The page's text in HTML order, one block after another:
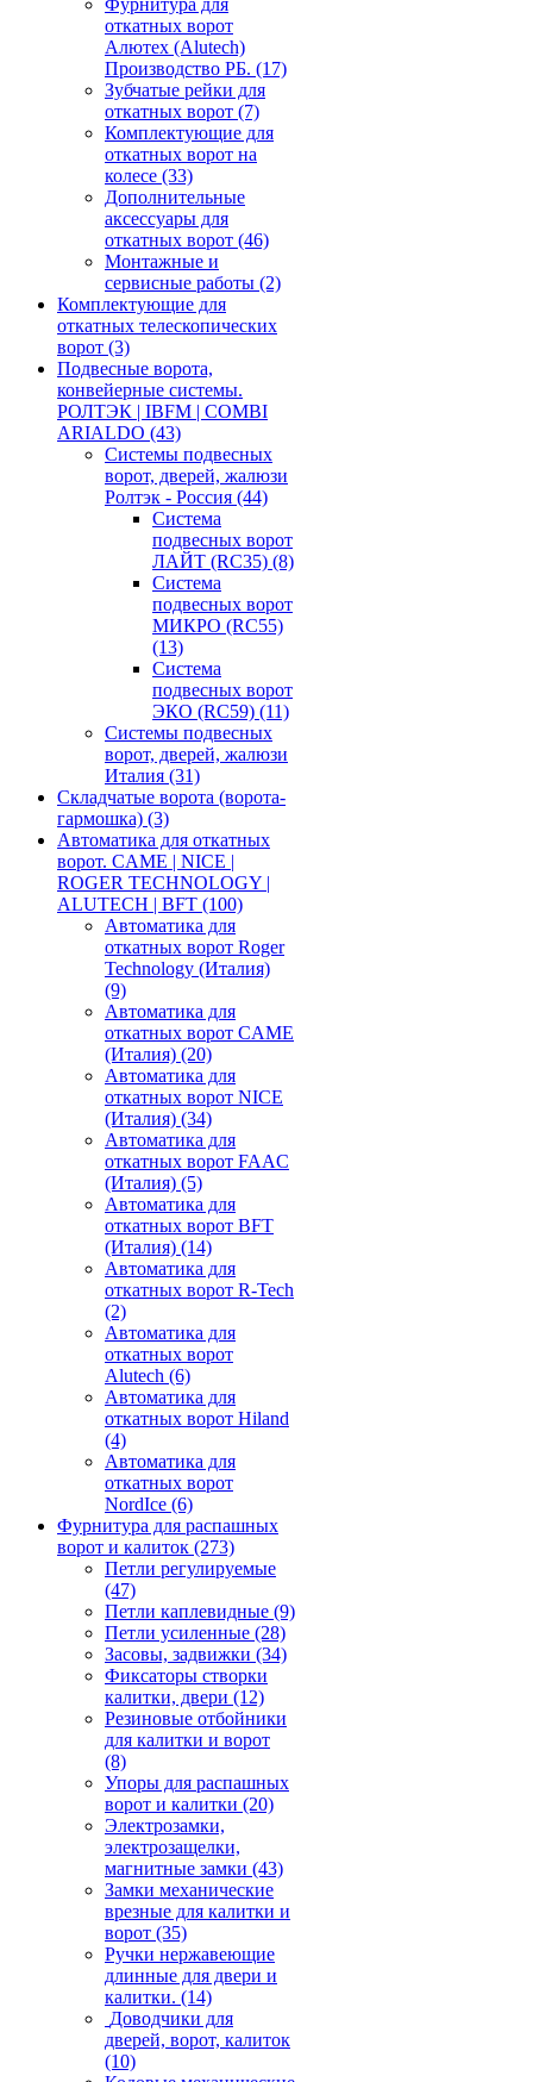
Фурнитура для
откатных ворот
Алютех (Alutech)
Производство РБ. (17)
Зубчатые рейки для
откатных ворот (7)
Комплектующие для
откатных ворот на
колесе (33)
Дополнительные
аксессуары для
откатных ворот (46)
Монтажные и
сервисные работы (2)
Комплектующие для
откатных телескопических
ворот (3)
Подвесные ворота,
конвейерные системы.
РОЛТЭК | IBFM | COMBI
ARIALDO (43)
Системы подвесных
ворот, дверей, жалюзи
Ролтэк - Россия (44)
Система
подвесных ворот
ЛАЙТ (RC35) (8)
Система
подвесных ворот
МИКРО (RC55)
(13)
Система
подвесных ворот
ЭКО (RC59) (11)
Системы подвесных
ворот, дверей, жалюзи
Италия (31)
Складчатые ворота (ворота-
гармошка) (3)
Автоматика для откатных
ворот. CAME | NICE |
ROGER TECHNOLOGY |
ALUTECH | BFT (100)
Автоматика для
откатных ворот Roger
Technology (Италия)
(9)
Автоматика для
откатных ворот CAME
(Италия) (20)
Автоматика для
откатных ворот NICE
(Италия) (34)
Автоматика для
откатных ворот FAAC
(Италия) (5)
Автоматика для
откатных ворот BFT
(Италия) (14)
Автоматика для
откатных ворот R-Tech
(2)
Автоматика для
откатных ворот
Alutech (6)
Автоматика для
откатных ворот Hiland
(4)
Автоматика для
откатных ворот
NordIce (6)
Фурнитура для распашных
ворот и калиток (273)
Петли регулируемые
(47)
Петли каплевидные (9)
Петли усиленные (28)
Засовы, задвижки (34)
Фиксаторы створки
калитки, двери (12)
Резиновые отбойники
для калитки и ворот
(8)
Упоры для распашных
ворот и калитки (20)
Электрозамки,
электрозащелки,
магнитные замки (43)
Замки механические
врезные для калитки и
ворот (35)
Ручки нержавеющие
длинные для двери и
калитки. (14)
Доводчики для
дверей, ворот, калиток
(10)